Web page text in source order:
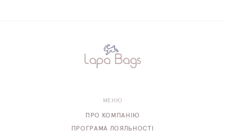
МЕНЮ
ПРО КОМПАНІЮ
ПРОГРАМА ЛОЯЛЬНОСТІ